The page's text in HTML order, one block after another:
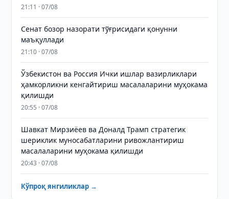
21:11 · 07/08
Сенат бозор назорати тўғрисидаги қонунни
маъқуллади
21:10 · 07/08
Ўзбекистон ва Россия Ички ишлар вазирликлари
ҳамкорликни кенгайтириш масалаларини муҳокама
қилишди
20:55 · 07/08
Шавкат Мирзиёев ва Доналд Трамп стратегик
шериклик муносабатларини ривожлантириш
масалаларини муҳокама қилишди
20:43 · 07/08
Кўпроқ янгиликлар →